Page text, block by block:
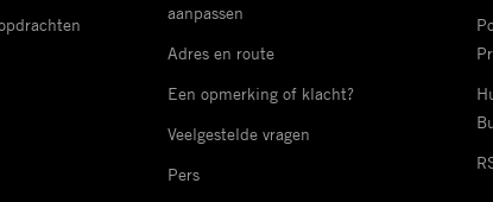
aanpassen
Adres en route
Een opmerking of klacht?
Veelgestelde vragen
Pers